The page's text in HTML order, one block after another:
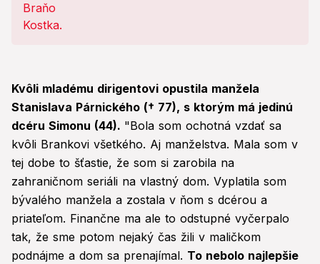
Kvôli mladému dirigentovi opustila manžela
Stanislava Párnického († 77), s ktorým má jedinú
dcéru Simonu (44). "Bola som ochotná vzdať sa
kvôli Brankovi všetkého. Aj manželstva. Mala som v
tej dobe to šťastie, že som si zarobila na
zahraničnom seriáli na vlastný dom. Vyplatila som
bývalého manžela a zostala v ňom s dcérou a
priateľom. Finančne ma ale to odstupné vyčerpalo
tak, že sme potom nejaký čas žili v maličkom
podnájme a dom sa prenajímal. To nebolo najlepšie